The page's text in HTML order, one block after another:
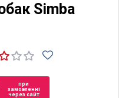
Simba
при
замовленні
через сайт